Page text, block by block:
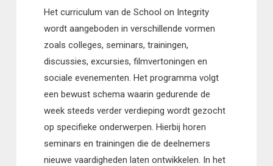
Het curriculum van de School on Integrity
wordt aangeboden in verschillende vormen
zoals colleges, seminars, trainingen,
discussies, excursies, filmvertoningen en
sociale evenementen. Het programma volgt
een bewust schema waarin gedurende de
week steeds verder verdieping wordt gezocht
op specifieke onderwerpen. Hierbij horen
seminars en trainingen die de deelnemers
nieuwe vaardigheden laten ontwikkelen. In het